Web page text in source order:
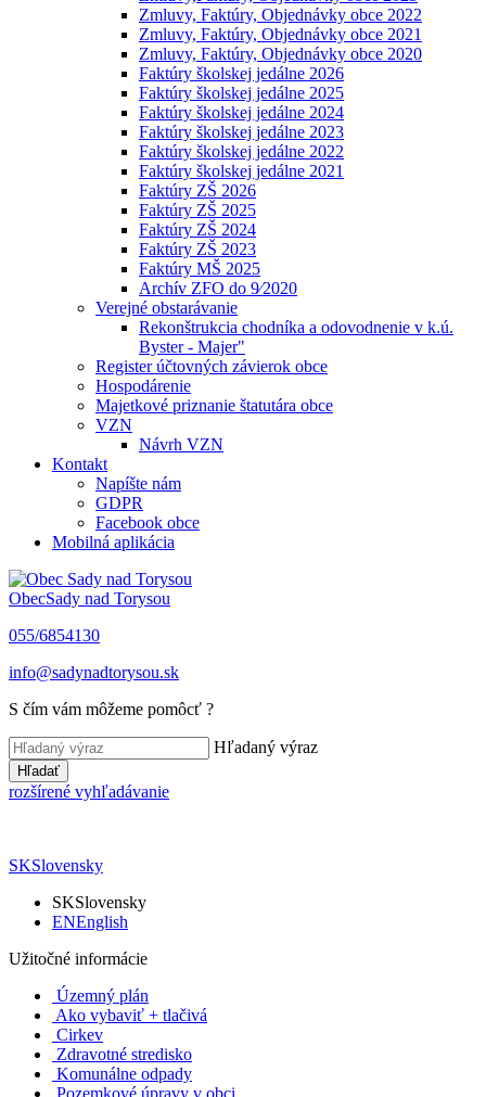
Zmluvy, Faktúry, Objednávky obce 2022
Zmluvy, Faktúry, Objednávky obce 2021
Zmluvy, Faktúry, Objednávky obce 2020
Faktúry školskej jedálne 2026
Faktúry školskej jedálne 2025
Faktúry školskej jedálne 2024
Faktúry školskej jedálne 2023
Faktúry školskej jedálne 2022
Faktúry školskej jedálne 2021
Faktúry ZŠ 2026
Faktúry ZŠ 2025
Faktúry ZŠ 2024
Faktúry ZŠ 2023
Faktúry MŠ 2025
Archív ZFO do 9⁄2020
Verejné obstarávanie
Rekonštrukcia chodníka a odovodnenie v k.ú.
Byster - Majer"
Register účtovných závierok obce
Hospodárenie
Majetkové priznanie štatutára obce
VZN
Návrh VZN
Kontakt
Napíšte nám
GDPR
Facebook obce
Mobilná aplikácia
ObecSady nad Torysou
055/6854130
info@sadynadtorysou.sk
S čím vám môžeme pomôcť ?
Hľadaný výraz
Hľadať
rozšírené vyhľadávanie
SKSlovensky
SKSlovensky
ENEnglish
Užitočné informácie
Územný plán
Ako vybaviť + tlačivá
Cirkev
Zdravotné stredisko
Komunálne odpady
Pozemkové úpravy v obci